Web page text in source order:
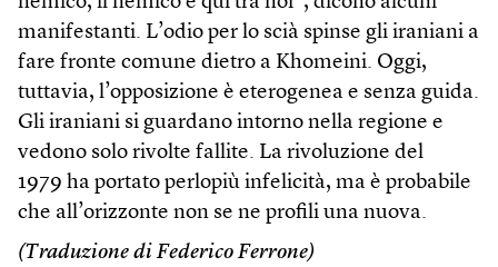
manifestanti. L’odio per lo scià spinse gli iraniani a
fare fronte comune dietro a Khomeini. Oggi,
tuttavia, l’opposizione è eterogenea e senza guida.
Gli iraniani si guardano intorno nella regione e
vedono solo rivolte fallite. La rivoluzione del
1979 ha portato perlopiù infelicità, ma è probabile
che all’orizzonte non se ne profili una nuova.
(Traduzione di Federico Ferrone)